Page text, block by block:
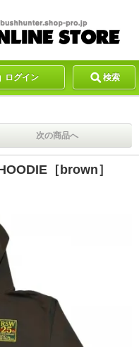
ログイン 検索
次の商品へ
［brown］